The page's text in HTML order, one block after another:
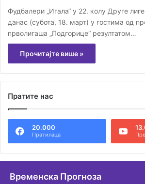
Фудбалери „Игала“ у 22. колу Друге
данас (субота, 18. март) у гостима од
прволигаша „Подгорице“ резултатом…
Прочитајте више »
Пратите нас
20.000
Пратилаца
Временска Прогноза